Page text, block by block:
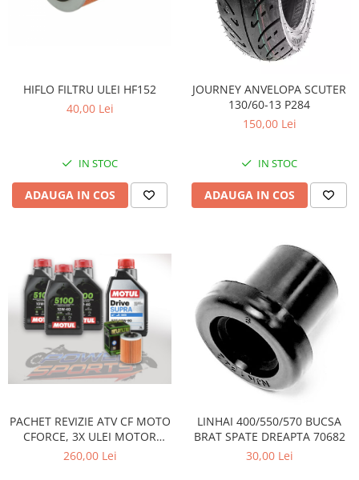
HIFLO FILTRU ULEI HF152
40,00 Lei
IN STOC
ADAUGA IN COS
JOURNEY ANVELOPA SCUTER
130/60-13 P284
150,00 Lei
IN STOC
ADAUGA IN COS
PACHET REVIZIE ATV CF MOTO
CFORCE, 3X ULEI MOTOR
MOTUL 5100 10W40, ULEI
260,00 Lei
LINHAI 400/550/570 BUCSA
BRAT SPATE DREAPTA 70682
30,00 Lei